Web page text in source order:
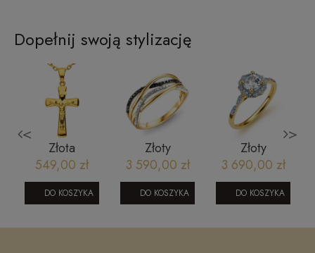
Dopełnij swoją stylizację
<
Złota
zawieszka
krzyżyk
fasetowany z
wizerunkiem
549,00 zł
DO KOSZYKA
Złoty
pierścionek z
czarnymi
brylantami i
brylantami
R56276
3 590,00 zł
DO KOSZYKA
Złoty
pierścionek
zaręczynowy
z brylantami i
topazem
RR43179WTY
3 690,00 zł
DO KOSZYKA
>